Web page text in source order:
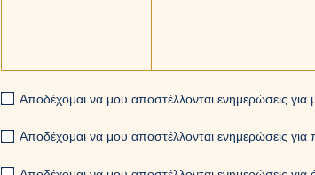
Αποδέχομαι να μου αποστέλλονται ενημερώσεις για
Αποδέχομαι να μου αποστέλλονται ενημερώσεις για